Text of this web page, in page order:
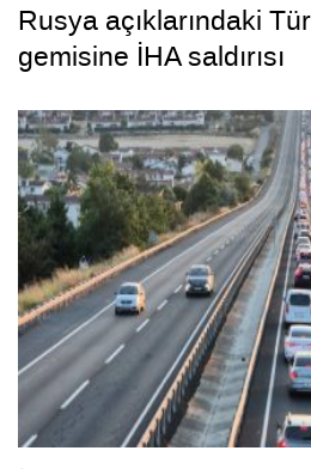
Rusya açıklarındaki
gemisine İHA saldırısı